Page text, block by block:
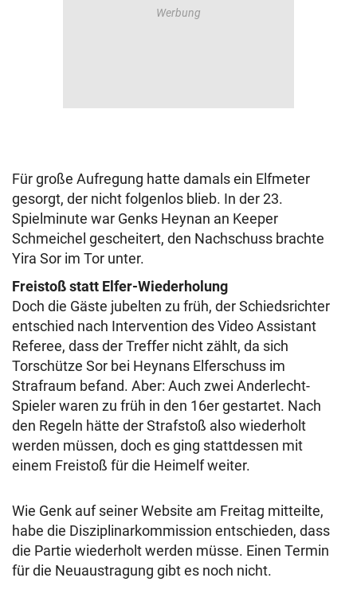
Für große Aufregung hatte damals ein Elfmeter
gesorgt, der nicht folgenlos blieb. In der 23.
Spielminute war Genks Heynan an Keeper
Schmeichel gescheitert, den Nachschuss brachte
Yira Sor im Tor unter.
Freistoß statt Elfer-Wiederholung
Doch die Gäste jubelten zu früh, der Schiedsrichter
entschied nach Intervention des Video Assistant
Referee, dass der Treffer nicht zählt, da sich
Torschütze Sor bei Heynans Elferschuss im
Strafraum befand. Aber: Auch zwei Anderlecht-
Spieler waren zu früh in den 16er gestartet. Nach
den Regeln hätte der Strafstoß also wiederholt
werden müssen, doch es ging stattdessen mit
einem Freistoß für die Heimelf weiter.
Wie Genk auf seiner Website am Freitag mitteilte,
habe die Disziplinarkommission entschieden, dass
die Partie wiederholt werden müsse. Einen Termin
für die Neuaustragung gibt es noch nicht.